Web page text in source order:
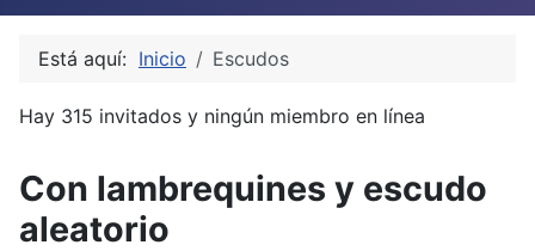
Está aquí: Inicio Escudos
Hay 315 invitados y ningún miembro en línea
Con lambrequines y escudo
aleatorio